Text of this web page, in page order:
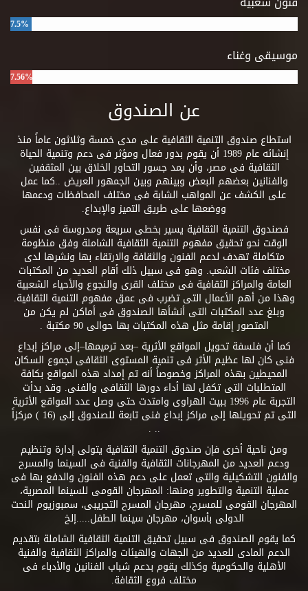
7.5%
موسيقى وغناء
7.56%
عن الصندوق
استطاع صندوق التنمية الثقافية على مدى خمسة وثلاثون عاماً منذ
إنشائه عام 1989 أن يقوم بدور فعال ومؤثر فى دعم وتنمية الحياة
الثقافية فى مصر، وأن يمد جسور التحاور الخلاق بين المثقفين
والفنانين بعضهم البعض وبينهم وبين الجمهور العريض ..كما عمل
على الكشف عن المواهب الشابة فى مختلف المحافظات ودعمها
ووضعها على طريق التميز والإبداع.
فصندوق التنمية الثقافية يسير بخطى سريعة ومدروسة فى نفس
الوقت نحو تحقيق مفهوم التنمية الثقافية الشاملة وفق منظومة
متكاملة تهدف لدعم الفنون والثقافة والارتقاء بها ونشرها لدى
مختلف فئات الشعب. وهو فى سبيل ذلك أقام العديد من المكتبات
العامة والمراكز الثقافية فى مختلف القرى والنجوع والأحياء الشعبية
وهذا من أهم الأعمال التى تضرب فى عمق مفهوم التنمية الثقافية.
وبلغ عدد المكتبات التى أنشأها الصندوق فى أماكن لم يكن من
المتصور إقامة مثل هذه المكتبات بها حوالى 90 مكتبة .
كما أن فلسفة تحويل المواقع الأثرية –بعد ترميمها–إلى مراكز إبداع
فنى كان لها عظيم الأثر فى تنمية المستوى الثقافى لجموع السكان
المحيطين بهذه المراكز وخصوصاً أنه تم إمداد هذه المواقع بكافة
المتطلبات التى تكفل لها أداء دورها الثقافى والفنى. وقد بدأت
التجربة عام 1996 ببيت الهراوى وامتدت حتى وصل عدد المواقع الأثرية
التى تم تحويلها إلى مراكز إبداع فنى تابعة للصندوق إلى (16 ) مركزاً
.. .
ومن ناحية أخرى فإن صندوق التنمية الثقافية يتولى إدارة وتنظيم
ودعم العديد من المهرجانات الثقافية والفنية فى السينما والمسرح
والفنون التشكيلية والتى تعمل على دعم هذه الفنون والدفع بها فى
عملية التنمية والتطوير ومنها: المهرجان القومى للسينما المصرية،
المهرجان القومى للمسرح، مهرجان المسرح التجريبى، سمبوزيوم النحت
الدولى بأسوان، مهرجان سينما الطفل.....إلخ
كما يقوم الصندوق فى سبيل تحقيق التنمية الثقافية الشاملة بتقديم
الدعم المادى للعديد من الجهات والهيئات والمراكز الثقافية والفنية
الأهلية والحكومية وكذلك يقوم بدعم شباب الفنانين والأدباء فى
مختلف فروع الثقافة.